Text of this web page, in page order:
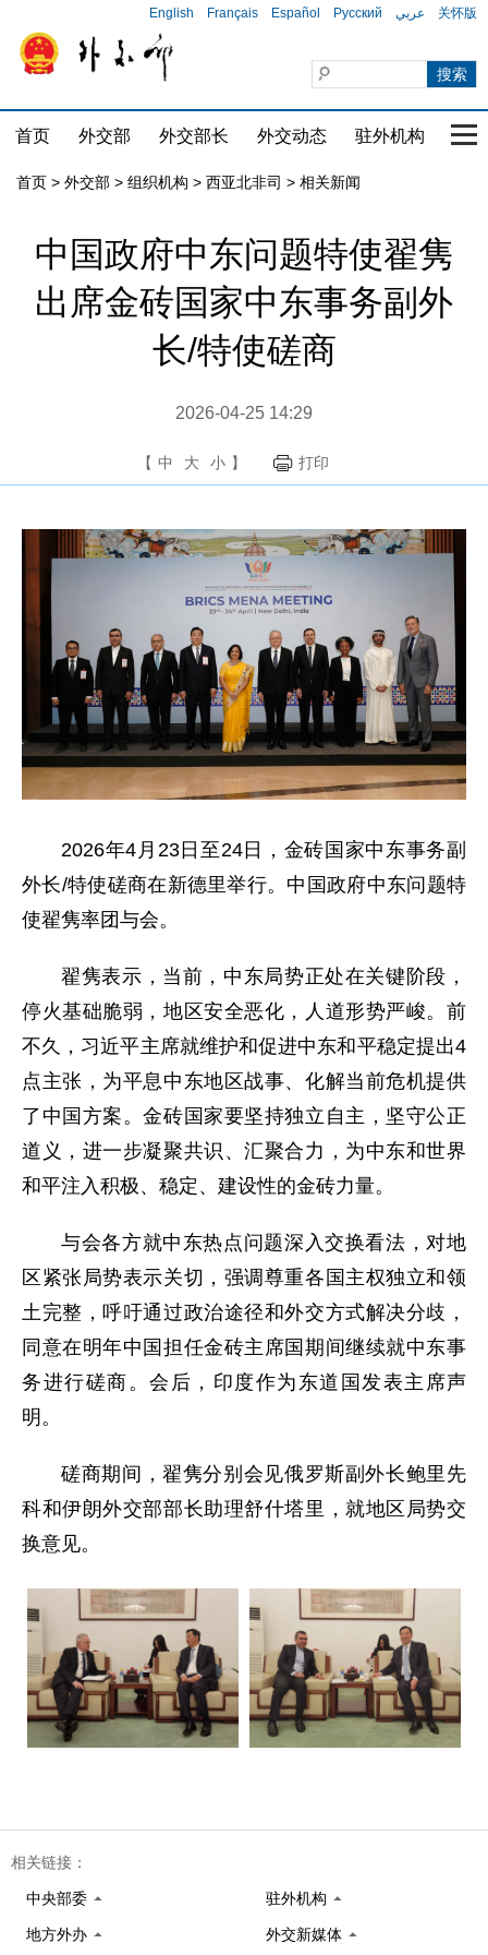
English Français Español Русский عربي 关怀版
首页 外交部 外交部长 外交动态 驻外机构 国
首页 > 外交部 > 组织机构 > 西亚北非司 > 相关新闻
中国政府中东问题特使翟隽
出席金砖国家中东事务副外
长/特使磋商
2026-04-25 14:29
【 中 大 小 】 打印
2026年4月23日至24日，金砖国家中东事务副
外长/特使磋商在新德里举行。中国政府中东问题特
使翟隽率团与会。
翟隽表示，当前，中东局势正处在关键阶段，
停火基础脆弱，地区安全恶化，人道形势严峻。前
不久，习近平主席就维护和促进中东和平稳定提出4
点主张，为平息中东地区战事、化解当前危机提供
了中国方案。金砖国家要坚持独立自主，坚守公正
道义，进一步凝聚共识、汇聚合力，为中东和世界
和平注入积极、稳定、建设性的金砖力量。
与会各方就中东热点问题深入交换看法，对地
区紧张局势表示关切，强调尊重各国主权独立和领
土完整，呼吁通过政治途径和外交方式解决分歧，
同意在明年中国担任金砖主席国期间继续就中东事
务进行磋商。会后，印度作为东道国发表主席声
明。
磋商期间，翟隽分别会见俄罗斯副外长鲍里先
科和伊朗外交部部长助理舒什塔里，就地区局势交
换意见。
相关链接：
中央部委 驻外机构
地方外办 外交新媒体